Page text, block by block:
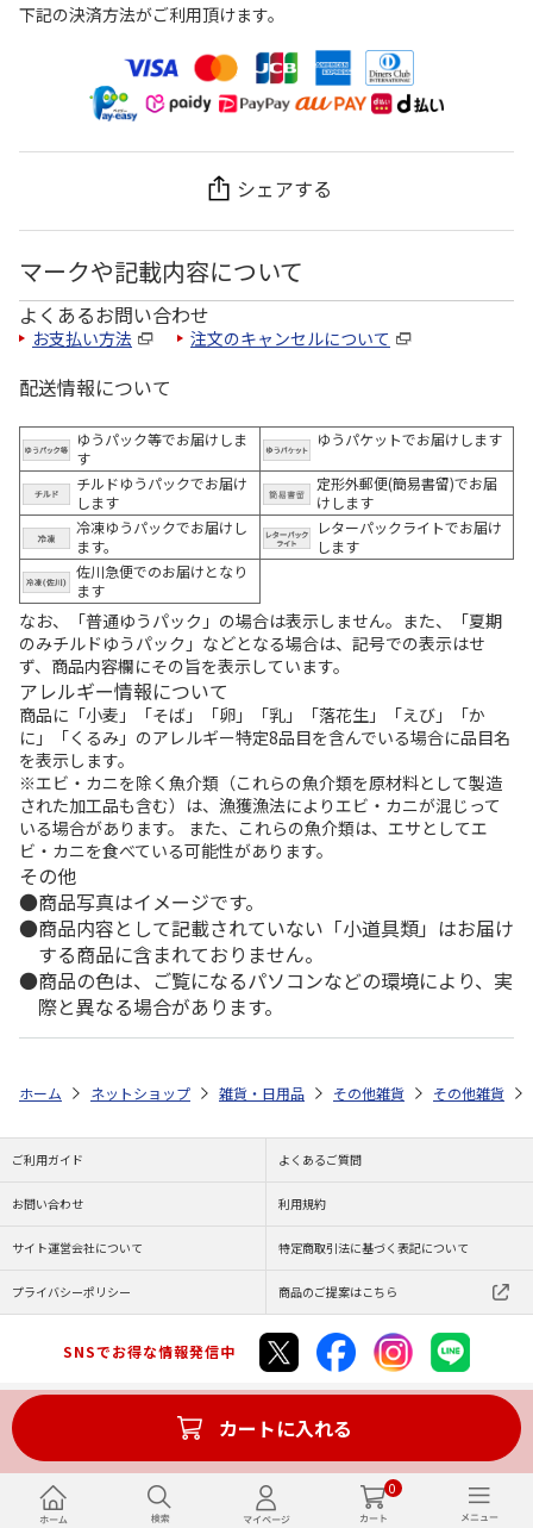
0
下記の決済方法がご利用頂けます。
シェアする
マークや記載内容について
よくあるお問い合わせ
お支払い方法 注文のキャンセルについて
配送情報について
ゆうパック等でお届けしま
す
ゆうパケットでお届けします
チルドゆうパックでお届け
します
定形外郵便(簡易書留)でお届
けします
冷凍ゆうパックでお届けし
ます。
レターパックライトでお届け
します
佐川急便でのお届けとなり
ます
なお、「普通ゆうパック」の場合は表示しません。また、「夏期
のみチルドゆうパック」などとなる場合は、記号での表示はせ
ず、商品内容欄にその旨を表示しています。
アレルギー情報について
商品に「小麦」「そば」「卵」「乳」「落花生」「えび」「か
に」「くるみ」のアレルギー特定8品目を含んでいる場合に品目名
を表示します。
※エビ・カニを除く魚介類（これらの魚介類を原材料として製造
された加工品も含む）は、漁獲漁法によりエビ・カニが混じって
いる場合があります。 また、これらの魚介類は、エサとしてエ
ビ・カニを食べている可能性があります。
その他
商品写真はイメージです。
商品内容として記載されていない「小道具類」はお届け
する商品に含まれておりません。
商品の色は、ご覧になるパソコンなどの環境により、実
際と異なる場合があります。
カートに入れる
ホーム ネットショップ 雑貨・日用品 その他雑貨 その他雑貨
ご利用ガイド よくあるご質問
お問い合わせ 利用規約
サイト運営会社について 特定商取引法に基づく表記について
プライバシーポリシー 商品のご提案はこちら
SNSでお得な情報発信中